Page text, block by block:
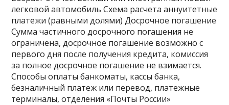
легковой автомобиль Схема расчета аннуитетные
платежи (равными долями) Досрочное погашение
Сумма частичного досрочного погашения не
ограничена, досрочное погашение возможно с
первого дня после получения кредита, комиссия
за полное досрочное погашение не взимается.
Способы оплаты банкоматы, кассы банка,
безналичный платеж или перевод, платежные
терминалы, отделения «Почты России»